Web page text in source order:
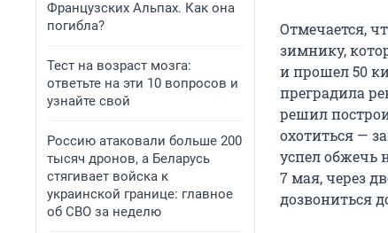
Французских Альпах. Как она
погибла?
Тест на возраст мозга:
ответьте на эти 10 вопросов и
узнайте свой
Россию атаковали больше 200
тысяч дронов, а Беларусь
стягивает войска к
украинской границе: главное
об СВО за неделю
Отмечается,
зимнику,
и прошел 50
преградила
решил
охотиться —
успел обжечь
7 мая, через
дозвониться